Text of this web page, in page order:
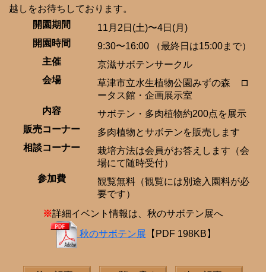
越しをお待ちしております。
開園期間
11月2日(土)〜4日(月)
開園時間
9:30〜16:00 （最終日は15:00まで）
主催
京滋サボテンサークル
会場
草津市立水生植物公園みずの森 ロ
ータス館・企画展示室
内容
サボテン・多肉植物約200点を展示
販売コーナー
多肉植物とサボテンを販売します
相談コーナー
栽培方法は会員がお答えします（会
場にて随時受付）
参加費
観覧無料（観覧には別途入園料が必
要です）
※詳細イベント情報は、秋のサボテン展へ
秋のサボテン展 【PDF 198KB】